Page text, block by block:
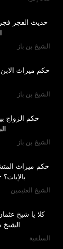
02:16
‫حديث الفجر
الشيخ بن باز
‫حكم ميراث
الشيخ بن باز
‫حكم الزواج
الشيخ بن باز
‫حكم ميراث
الشيخ العثيمين
‫كلا يا شيخ
السلفية